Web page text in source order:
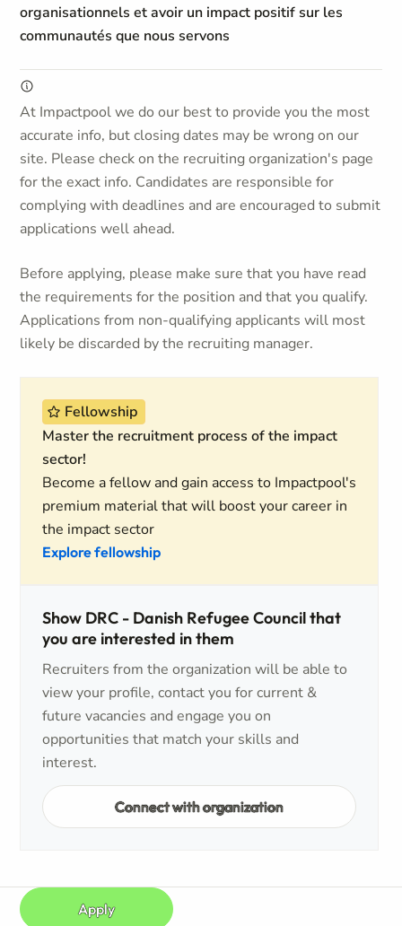
organisationnels et avoir un impact positif sur les
communautés que nous servons
At Impactpool we do our best to provide you the most
accurate info, but closing dates may be wrong on our
site. Please check on the recruiting organization's page
for the exact info. Candidates are responsible for
complying with deadlines and are encouraged to submit
applications well ahead.
Before applying, please make sure that you have read
the requirements for the position and that you qualify.
Applications from non-qualifying applicants will most
likely be discarded by the recruiting manager.
Fellowship
Master the recruitment process of the impact
sector!
Become a fellow and gain access to Impactpool's
premium material that will boost your career in
the impact sector
Explore fellowship
Show DRC - Danish Refugee Council that
you are interested in them
Recruiters from the organization will be able to
view your profile, contact you for current &
future vacancies and engage you on
opportunities that match your skills and
interest.
Connect with organization
Apply